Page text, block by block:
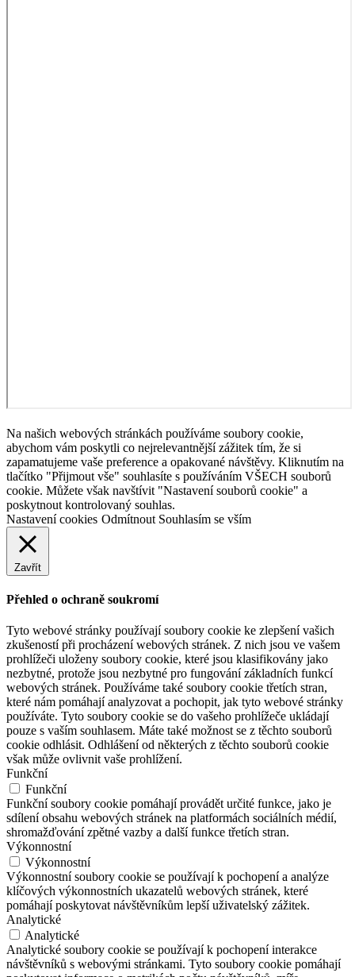
Na našich webových stránkách používáme soubory cookie,
abychom vám poskytli co nejrelevantnější zážitek tím, že si
zapamatujeme vaše preference a opakované návštěvy. Kliknutím na
tlačítko "Přijmout vše" souhlasíte s používáním VŠECH souborů
cookie. Můžete však navštívit "Nastavení souborů cookie" a
poskytnout kontrolovaný souhlas.
Nastavení cookies Odmítnout Souhlasím se vším
Zavřít
Přehled o ochraně soukromí
Tyto webové stránky používají soubory cookie ke zlepšení vašich
zkušeností při procházení webových stránek. Z nich jsou ve vašem
prohlížeči uloženy soubory cookie, které jsou klasifikovány jako
nezbytné, protože jsou nezbytné pro fungování základních funkcí
webových stránek. Používáme také soubory cookie třetích stran,
které nám pomáhají analyzovat a pochopit, jak tyto webové stránky
používáte. Tyto soubory cookie se do vašeho prohlížeče ukládají
pouze s vaším souhlasem. Máte také možnost se z těchto souborů
cookie odhlásit. Odhlášení od některých z těchto souborů cookie
však může ovlivnit vaše prohlížení.
Funkční
Funkční
Funkční soubory cookie pomáhají provádět určité funkce, jako je
sdílení obsahu webových stránek na platformách sociálních médií,
shromažďování zpětné vazby a další funkce třetích stran.
Výkonnostní
Výkonnostní
Výkonnostní soubory cookie se používají k pochopení a analýze
klíčových výkonnostních ukazatelů webových stránek, které
pomáhají poskytovat návštěvníkům lepší uživatelský zážitek.
Analytické
Analytické
Analytické soubory cookie se používají k pochopení interakce
návštěvníků s webovými stránkami. Tyto soubory cookie pomáhají